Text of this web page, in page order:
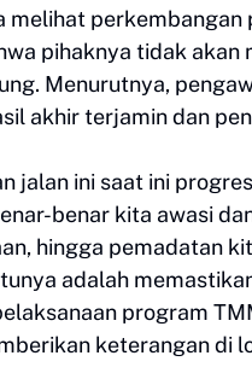
melihat
pihaknya tidak
Menurutnya,
akhir terjamin dan
jalan ini saat ini
benar kita awasi
hingga pemadatan
adalah
program
keterangan di